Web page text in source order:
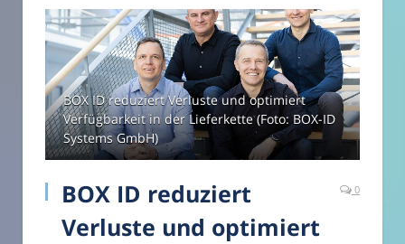
BOX ID reduziert Verluste und optimiert
Verfügbarkeit in der Lieferkette (Foto: BOX-ID
Systems GmbH)
BOX ID reduziert
Verluste und optimiert
0